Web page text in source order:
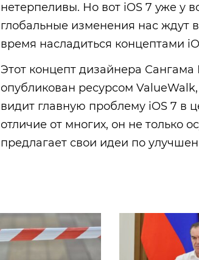
нетерпеливы. Но вот iOS 7 уже у
глобальные изменения нас ждут
время насладиться концептами
Этот концепт дизайнера
опубликован ресурсом
видит главную проблему iOS 7 в
отличие от многих, он не только
предлагает свои идеи по